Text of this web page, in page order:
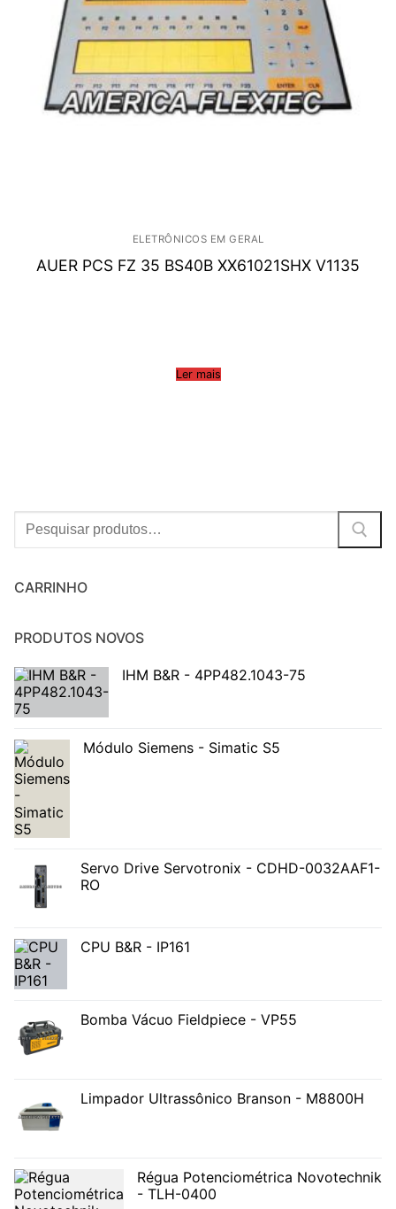
ELETRÔNICOS EM GERAL
AUER PCS FZ 35 BS40B XX61021SHX V1135
Ler mais
Procurar:
CARRINHO
PRODUTOS NOVOS
IHM B&R - 4PP482.1043-75
Módulo Siemens - Simatic S5
Servo Drive Servotronix - CDHD-0032AAF1-
RO
CPU B&R - IP161
Bomba Vácuo Fieldpiece - VP55
Limpador Ultrassônico Branson - M8800H
Régua Potenciométrica Novotechnik
- TLH-0400